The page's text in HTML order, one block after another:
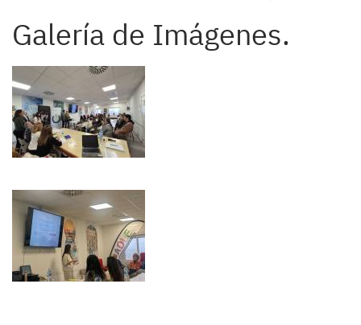
Galería de Imágenes.